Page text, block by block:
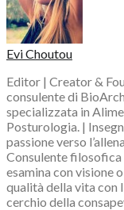
Evi Choutou
Editor | Creator &
consulente di
specializzata in
Posturologia. |
passione verso
Consulente filosofica
esamina con visione
qualità della vita con
cerchio della